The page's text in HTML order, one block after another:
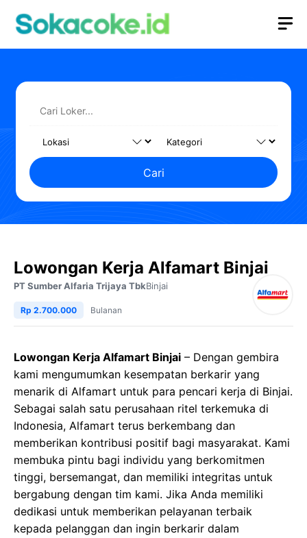
Cari
Lowongan Kerja Alfamart Binjai
PT Sumber Alfaria Trijaya TbkBinjai
Rp 2.700.000 Bulanan
Lowongan Kerja Alfamart Binjai – Dengan gembira
kami mengumumkan kesempatan berkarir yang
menarik di Alfamart untuk para pencari kerja di Binjai.
Sebagai salah satu perusahaan ritel terkemuka di
Indonesia, Alfamart terus berkembang dan
memberikan kontribusi positif bagi masyarakat. Kami
membuka pintu bagi individu yang berkomitmen
tinggi, bersemangat, dan memiliki integritas untuk
bergabung dengan tim kami. Jika Anda memiliki
dedikasi untuk memberikan pelayanan terbaik
kepada pelanggan dan ingin berkarir dalam